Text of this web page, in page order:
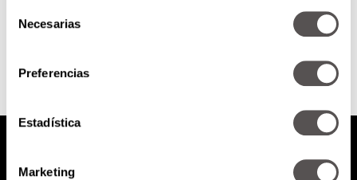
Necesarias
Preferencias
Estadística
Marketing